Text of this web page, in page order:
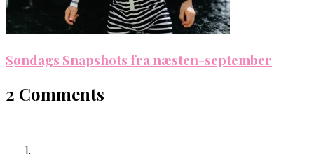
Søndags Snapshots fra næsten-september
2 Comments